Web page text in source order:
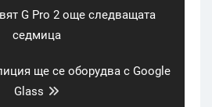
G Pro 2 още следващата
седмица
ще се оборудва с Google
Glass